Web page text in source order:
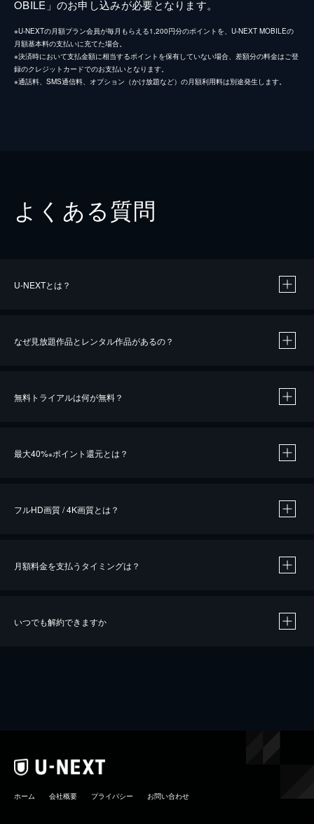
OBILE」のお申し込みが必要となります。
※U-NEXTの月額プラン会員が毎月もらえる1,200円分のポイントを、U-NEXT MOBILEの
月額基本料の支払いに充てた場合。
※決済時において支払金額に相当するポイントを保有していない場合、差額分の料金はご登
録のクレジットカードでのお支払いとなります。
※通話料、SMS通信料、オプション（かけ放題など）の月額利用料は別途発生します。
よくある質問
U-NEXTとは？
なぜ見放題作品とレンタル作品があるの？
無料トライアルは何が無料？
最大40%※ポイント還元とは？
※40％ポイント還元の対象は、クレジットカード決済による作品の購入 / レンタルです。
フルHD画質 / 4K画質とは？
月額料金を支払うタイミングは？
いつでも解約できますか
ホーム 会社概要 プライバシー お問い合わせ